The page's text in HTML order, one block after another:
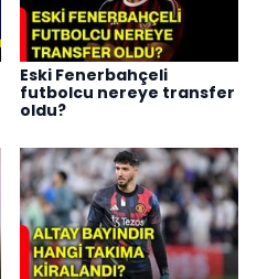
Eski Fenerbahçeli
futbolcu nereye transfer
oldu?